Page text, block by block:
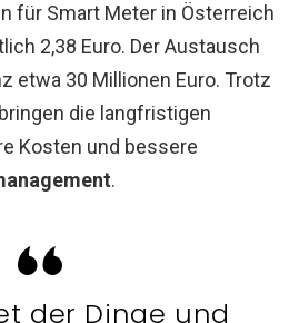
für Smart Meter in Österreich
2,38 Euro. Der Austausch
etwa 30 Millionen Euro. Trotz
die langfristigen
Kosten und bessere
.
der Dinge und